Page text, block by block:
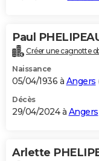
Paul
Créer une cagnotte
Naissance
05/04/1936 à Angers
Décès
29/04/2024 à Angers
Arlette